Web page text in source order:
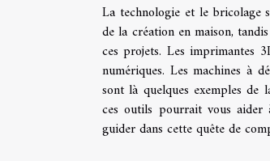
La technologie et le bricolage
de la création en maison,
ces projets. Les imprimantes
numériques. Les machines à
sont là quelques exemples
ces outils pourrait vous
guider dans cette quête de